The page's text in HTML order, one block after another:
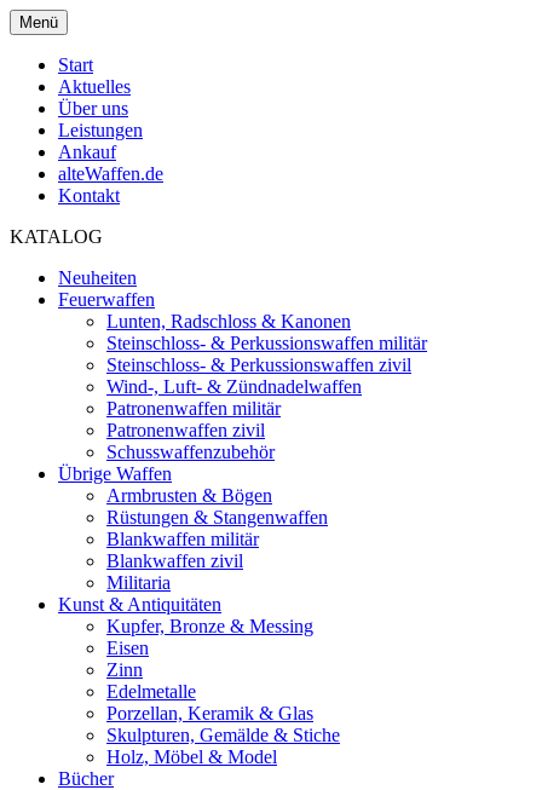
Menü
Start
Aktuelles
Über uns
Leistungen
Ankauf
alteWaffen.de
Kontakt
KATALOG
Neuheiten
Feuerwaffen
Lunten, Radschloss & Kanonen
Steinschloss- & Perkussionswaffen militär
Steinschloss- & Perkussionswaffen zivil
Wind-, Luft- & Zündnadelwaffen
Patronenwaffen militär
Patronenwaffen zivil
Schusswaffenzubehör
Übrige Waffen
Armbrusten & Bögen
Rüstungen & Stangenwaffen
Blankwaffen militär
Blankwaffen zivil
Militaria
Kunst & Antiquitäten
Kupfer, Bronze & Messing
Eisen
Zinn
Edelmetalle
Porzellan, Keramik & Glas
Skulpturen, Gemälde & Stiche
Holz, Möbel & Model
Bücher